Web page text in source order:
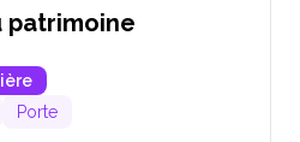
patrimoine
Porte